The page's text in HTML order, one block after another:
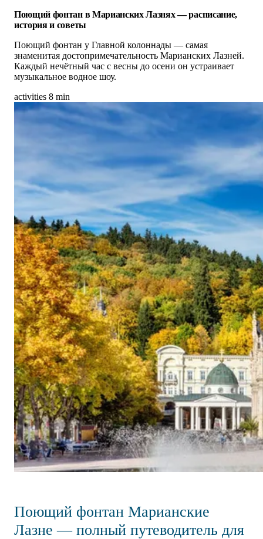
Поющий фонтан в Марианских Лазнях — расписание,
история и советы
Поющий фонтан у Главной колоннады — самая
знаменитая достопримечательность Марианских Лазней.
Каждый нечётный час с весны до осени он устраивает
музыкальное водное шоу.
activities 8 min
Поющий фонтан Марианские
Лазне — полный путеводитель для